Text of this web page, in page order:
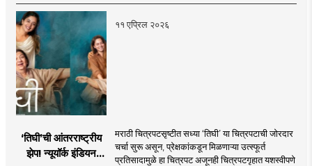
११ एप्रिल २०२६
‘तिघी’ची आंतरराष्ट्रीय
झेप! न्यूयॉर्क इंडियन
मराठी चित्रपटसृष्टीत सध्या ‘तिघी’ या चित्रपटाची जोरदार
चर्चा सुरू असून, प्रेक्षकांकडून मिळणाऱ्या उत्स्फूर्त
प्रतिसादामुळे हा चित्रपट अजूनही चित्रपटगृहात यशस्वीपणे